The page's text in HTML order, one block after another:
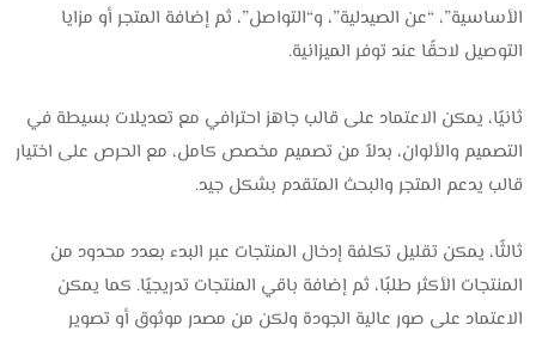
الأساسية”، “عن الصيدلية”، و“التواصل”، ثم إضافة المتجر أو مزايا
التوصيل لاحقًا عند توفر الميزانية.
ثانيًا، يمكن الاعتماد على قالب جاهز احترافي مع تعديلات بسيطة في
التصميم والألوان، بدلاً من تصميم مخصص كامل، مع الحرص على اختيار
قالب يدعم المتجر والبحث المتقدم بشكل جيد.
ثالثًا، يمكن تقليل تكلفة إدخال المنتجات عبر البدء بعدد محدود من
المنتجات الأكثر طلبًا، ثم إضافة باقي المنتجات تدريجيًا. كما يمكن
الاعتماد على صور عالية الجودة ولكن من مصدر موثوق أو تصوير